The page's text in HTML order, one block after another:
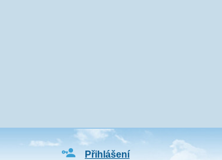
Přihlášení